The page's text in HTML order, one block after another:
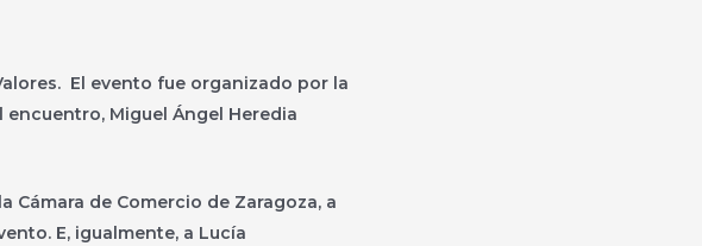
El evento fue organizado por la
Miguel Ángel Heredia
Cámara de Comercio de Zaragoza, a
E, igualmente, a Lucía